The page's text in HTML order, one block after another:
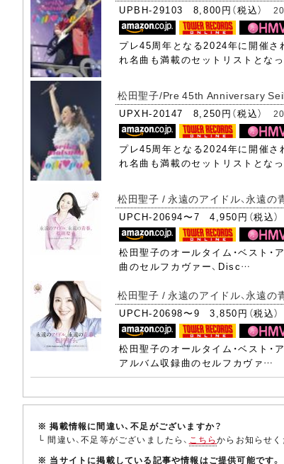
UPBH-29103 8,800円（税込）
プレ45周年となる2024年に開催さ
れ名曲も満載のセットリストとな
松田聖子/Pre 45th Anniversary
UPXH-20147 8,250円（税込）
プレ45周年となる2024年に開催さ
れ名曲も満載のセットリストとな
松田聖子 / 永遠のアイドル、永遠
UPCH-20694〜7 4,950円（税込）
松田聖子のオールタイム・ベスト
曲のセルフカヴァー、Disc…
松田聖子 / 永遠のアイドル、永遠
UPCH-20698〜9 3,850円（税込）
松田聖子のオールタイム・ベスト
アルバム収録曲のセルフカヴァ…
※ 掲載情報に間違い、不足がございますか？
└ 間違い、不足等がございましたら、 こちらからお知らせく
※ 当サイトに掲載している記事や情報はご提供可能です。